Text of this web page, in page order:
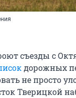
съезды с
дорожных
не просто
Тверицкой